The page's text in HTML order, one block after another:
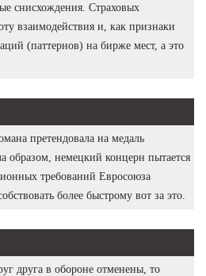
снисхождения. Страховых
взаимодействия и, как признаки
(паттернов) на бирже мест, а это
претендовала на медаль
образом, немецкий концерн пытается
требований Евросоюза
более быстрому вот за это.
друга в обороне отменены, то